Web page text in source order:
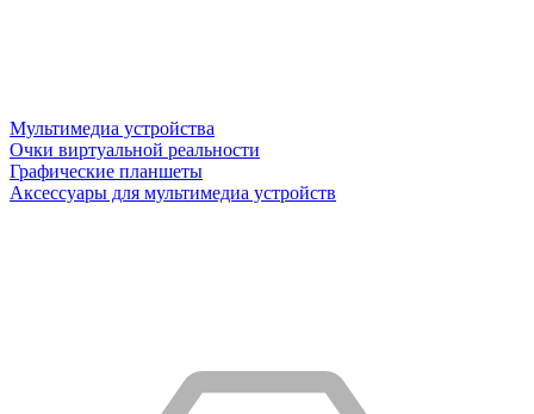
Мультимедиа устройства
Очки виртуальной реальности
Графические планшеты
Аксессуары для мультимедиа устройств